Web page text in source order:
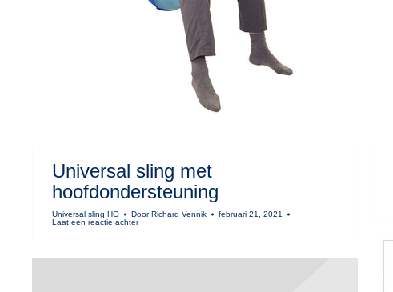
Universal sling met
hoofdondersteuning
Universal sling HO Door Richard Vennik
februari 21, 2021
Laat een reactie achter